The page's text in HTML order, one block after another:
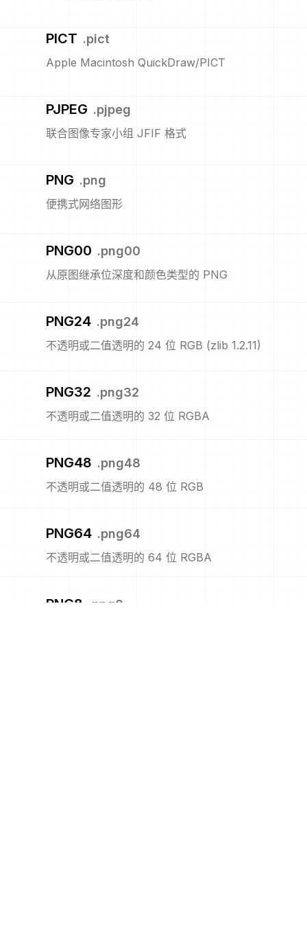
PICT .pict
Apple Macintosh QuickDraw/PICT
PJPEG .pjpeg
联合图像专家小组 JFIF 格式
PNG .png
便携式网络图形
PNG00 .png00
从原图继承位深度和颜色类型的 PNG
PNG24 .png24
不透明或二值透明的 24 位 RGB (zlib 1.2.11)
PNG32 .png32
不透明或二值透明的 32 位 RGBA
PNG48 .png48
不透明或二值透明的 48 位 RGB
PNG64 .png64
不透明或二值透明的 64 位 RGBA
PNG8 png8